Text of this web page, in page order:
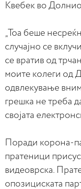
Квебек во
„Тоа беше
случајно се
се вратив од
моите колеги од
одвлекување
грешка не треба
својата
Поради корона-
пратеници
видеоврска.
опозициската